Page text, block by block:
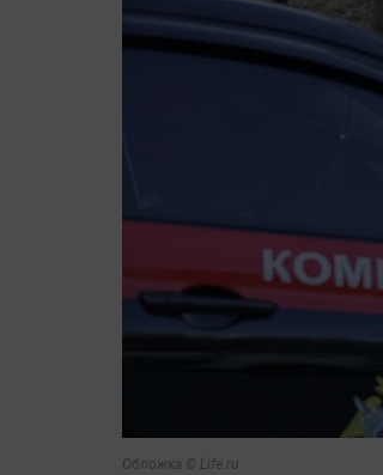
Обложка © Life.ru